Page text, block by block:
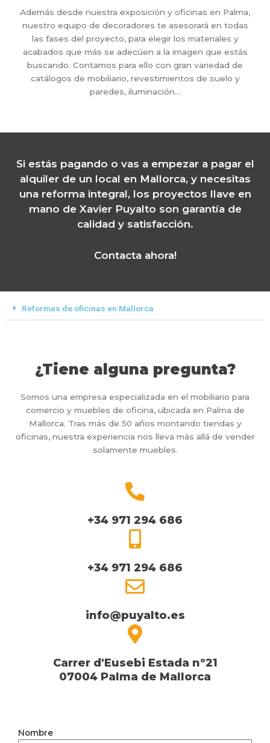
Además desde nuestra exposición y oficinas en Palma,
nuestro equipo de decoradores te asesorará en todas
las fases del proyecto, para elegir los materiales y
acabados que más se adecúen a la imagen que estás
buscando. Contamos para ello con gran variedad de
catálogos de mobiliario, revestimientos de suelo y
paredes, iluminación…
Si estás pagando o vas a empezar a pagar el
alquiler de un local en Mallorca, y necesitas
una reforma integral, los proyectos llave en
mano de Xavier Puyalto son garantía de
calidad y satisfacción.
Contacta ahora!
Reformas de oficinas en Mallorca
¿Tiene alguna pregunta?
Somos una empresa especializada en el mobiliario para
comercio y muebles de oficina, ubicada en Palma de
Mallorca. Tras más de 50 años montando tiendas y
oficinas, nuestra experiencia nos lleva más allá de vender
solamente muebles.
+34 971 294 686
+34 971 294 686
info@puyalto.es
Carrer d'Eusebi Estada nº21
07004 Palma de Mallorca
Nombre